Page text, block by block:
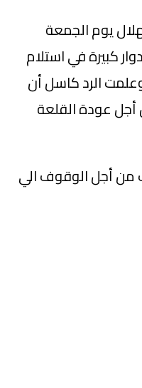
يوم الجمعة
كبيرة في استلام
الرد كاسل أن
أجل عودة القلعة
من أجل الوقوف الي